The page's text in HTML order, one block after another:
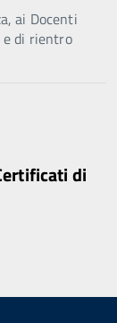
ai Docenti
e di rientro
di